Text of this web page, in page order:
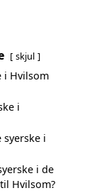
skjul
i Hvilsom
i
syerske i
i de
Hvilsom?